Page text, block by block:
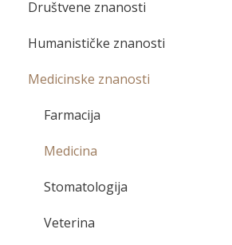
Društvene znanosti
Humanističke znanosti
Medicinske znanosti
Farmacija
Medicina
Stomatologija
Veterina